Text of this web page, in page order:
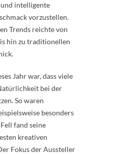
intelligente
vorzustellen.
Trends reichte von
hin zu traditionellen
Jahr war, dass viele
bei der
So waren
besonders
fand seine
kreativen
Fokus der Aussteller